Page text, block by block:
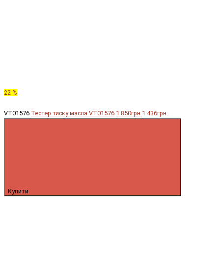
22 %
VT01576 Тестер тиску масла VT01576 1 850грн.1 436грн.
Купити